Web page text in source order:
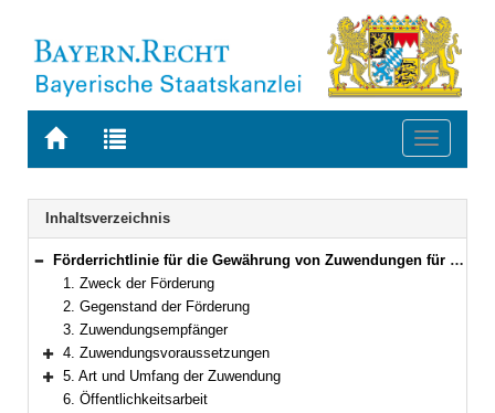
Zur
BAYERN.RECHT
Zur
letzten
Suche
Toggle
Navigation
Inhaltsverzeichnis
Bereich reduzieren
Förderrichtlinie für die Gewährung von Zuwendungen für Baumaßnahmen an Bildungseinrichtungen parteinaher politischer Stiftungen und Vereine
1. Zweck der Förderung
2. Gegenstand der Förderung
3. Zuwendungsempfänger
Bereich erweitern
4. Zuwendungsvoraussetzungen
Bereich erweitern
5. Art und Umfang der Zuwendung
6. Öffentlichkeitsarbeit